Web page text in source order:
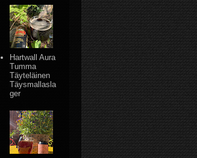
Hartwall Aura
Tumma
Täyteläinen
Täysmallasla
ger